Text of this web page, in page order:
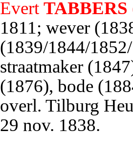
Evert TABBERS
1811; wever
(1839/1844/
straatmaker
(1876), bode
overl. Tilburg
29 nov. 1838.